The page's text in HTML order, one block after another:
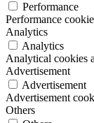
Performance
Performance
Analytics
Analytics
Analytical cookies
Advertisement
Advertisement
Advertisement
Others